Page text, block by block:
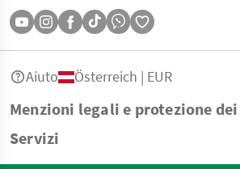
Menzioni legali e protezione
Servizi
Aiuto Österreich | EUR